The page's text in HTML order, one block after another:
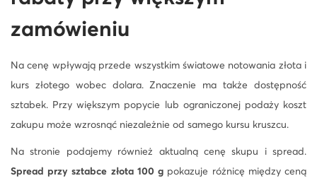
zamówieniu
Na cenę wpływają przede wszystkim światowe notowania złota i
kurs złotego wobec dolara. Znaczenie ma także dostępność
sztabek. Przy większym popycie lub ograniczonej podaży koszt
zakupu może wzrosnąć niezależnie od samego kursu kruszcu.
Na stronie podajemy również aktualną cenę skupu i spread.
Spread przy sztabce złota 100 g pokazuje różnicę między ceną